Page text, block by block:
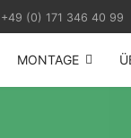
+49 (0) 171 346 40 99
MONTAGE